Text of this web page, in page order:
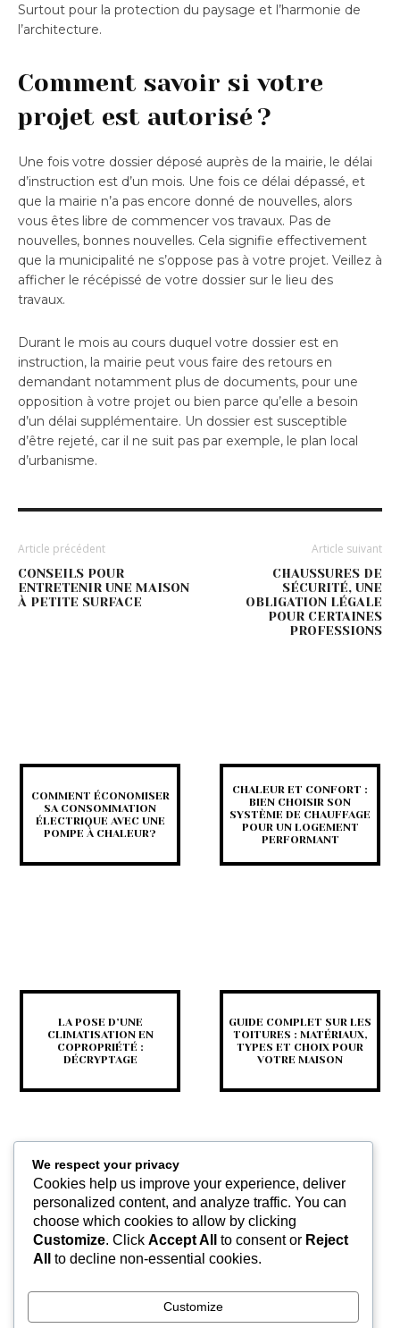
Surtout pour la protection du paysage et l’harmonie de
l’architecture.
Comment savoir si votre
projet est autorisé ?
Une fois votre dossier déposé auprès de la mairie, le délai
d’instruction est d’un mois. Une fois ce délai dépassé, et
que la mairie n’a pas encore donné de nouvelles, alors
vous êtes libre de commencer vos travaux. Pas de
nouvelles, bonnes nouvelles. Cela signifie effectivement
que la municipalité ne s’oppose pas à votre projet. Veillez à
afficher le récépissé de votre dossier sur le lieu des
travaux.
Durant le mois au cours duquel votre dossier est en
instruction, la mairie peut vous faire des retours en
demandant notamment plus de documents, pour une
opposition à votre projet ou bien parce qu’elle a besoin
d’un délai supplémentaire. Un dossier est susceptible
d’être rejeté, car il ne suit pas par exemple, le plan local
d’urbanisme.
Article précédent
CONSEILS POUR
ENTRETENIR UNE MAISON
À PETITE SURFACE
Article suivant
CHAUSSURES DE
SÉCURITÉ, UNE
OBLIGATION LÉGALE
POUR CERTAINES
PROFESSIONS
COMMENT ÉCONOMISER
SA CONSOMMATION
ÉLECTRIQUE AVEC UNE
POMPE À CHALEUR?
CHALEUR ET CONFORT :
BIEN CHOISIR SON
SYSTÈME DE CHAUFFAGE
POUR UN LOGEMENT
PERFORMANT
LA POSE D’UNE
CLIMATISATION EN
COPROPRIÉTÉ :
DÉCRYPTAGE
GUIDE COMPLET SUR LES
TOITURES : MATÉRIAUX,
TYPES ET CHOIX POUR
VOTRE MAISON
POURQUOI RECOURIR
AUX SERVICES D’UN
We respect your privacy
Cookies help us improve your experience, deliver
personalized content, and analyze traffic. You can
choose which cookies to allow by clicking
Customize. Click Accept All to consent or Reject
All
to decline non-essential cookies.
Customize